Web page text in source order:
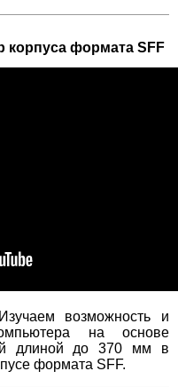
корпуса формата SFF
возможность и
на основе
длиной до 370 мм в
формата SFF.